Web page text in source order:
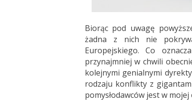
Biorąc pod uwagę
żadna z nich nie
Europejskiego. Co
przynajmniej w chwili
kolejnymi genialnymi
rodzaju konflikty z
pomysłodawców jest w